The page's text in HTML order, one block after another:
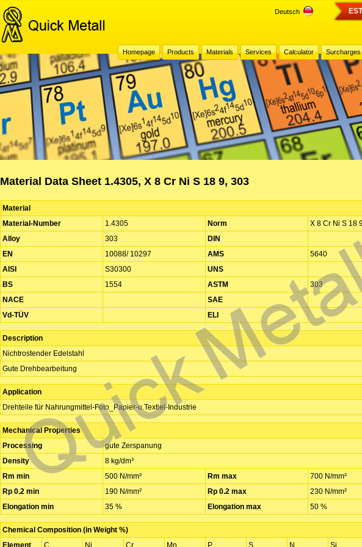
Deutsch
Homepage Products Materials Services Calculator Surcharges
Material Data Sheet 1.4305, X 8 Cr Ni S 18 9, 303
Material
Material-Number
1.4305 Norm
X 8 Cr Ni S 18
Alloy
303
DIN
EN
10088/ 10297 AMS
5640
AISI
S30300
UNS
BS
1554 ASTM
303
NACE
SAE
Vd-TÜV
ELI
Description
Nichtrostender Edelstahl
Gute Drehbearbeitung
Application
Drehteile für Nahrungmittel-Foto_Papier-u.Textiel-Industrie
Mechanical Properties
Processing
gute Zerspanung
Density
8 kg/dm³
Rm min
500 N/mm² Rm max
700 N/mm²
Rp 0.2 min
190 N/mm² Rp 0.2 max
230 N/mm²
Elongation min
35 % Elongation max 50 %
Chemical Composition (in Weight %)
Element
C Ni Cr Mn P S N Si